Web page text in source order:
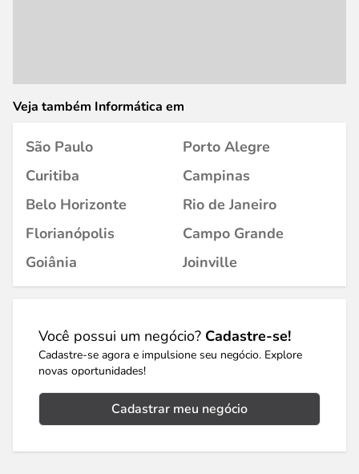
Veja também Informática em
São Paulo
Porto Alegre
Curitiba
Campinas
Belo Horizonte
Rio de Janeiro
Florianópolis
Campo Grande
Goiânia
Joinville
Você possui um negócio? Cadastre-se!
Cadastre-se agora e impulsione seu negócio. Explore
novas oportunidades!
Cadastrar meu negócio